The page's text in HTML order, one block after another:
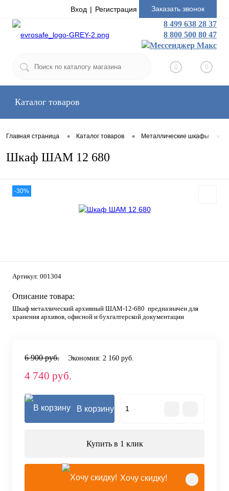
Вход Регистрация Заказать звонок
8 499 638 28 37
8 800 500 80 47
0 0
Каталог товаров
Главная страница • Каталог товаров • Металлические шкафы •
Шкаф ШАМ 12 680
-30%
Артикул: 001304
Описание товара:
Шкаф металлический архивный ШАМ-12-680 предназначен для
хранения архивов, офисной и бухгалтерской документации
6 900 руб. Экономия: 2 160 руб.
4 740 руб.
В корзину
Купить в 1 клик
Хочу скидку!